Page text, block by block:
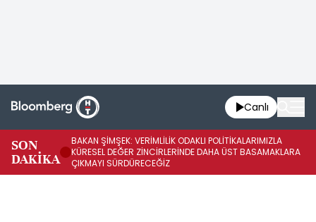
Canlı
SON
DAKİKA
BAKAN ŞİMŞEK: VERİMLİLİK ODAKLI POLİTİKALARIMIZLA
KÜRESEL DEĞER ZİNCİRLERİNDE DAHA ÜST BASAMAKLARA
ÇIKMAYI SÜRDÜRECEĞİZ